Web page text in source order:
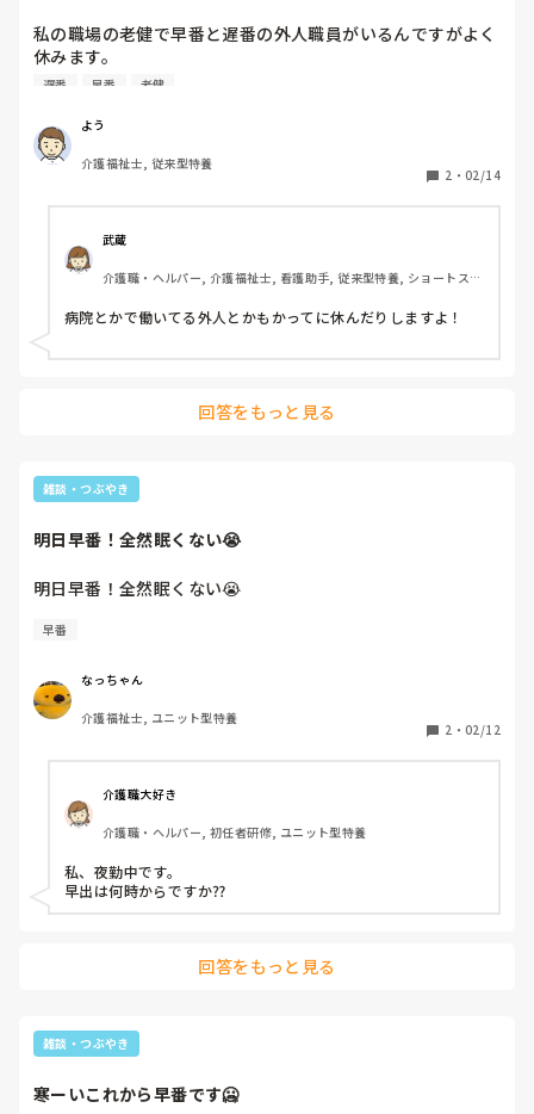
私の職場の老健で早番と遅番の外人職員がいるんですがよく
休みます。
遅番の外人職員が休むと早番から遅番まで通して業務をした
部長とか主任とか上の人達は外人職員に甘いしね。
納得いかないですね。
遅番 早番 老健
よう
介護福祉士, 従来型特養
2 ・ 02/14
武蔵
介護職・ヘルパー, 介護福祉士, 看護助手, 従来型特養, ショートステ
設
病院とかで働いてる外人とかもかってに休んだりしますよ！
回答をもっと見る
雑談・つぶやき
明日早番！全然眠くない😭
明日早番！全然眠くない😭
早番
なっちゃん
介護福祉士, ユニット型特養
2 ・ 02/12
介護職大好き
介護職・ヘルパー, 初任者研修, ユニット型特養
私、夜勤中です。
早出は何時からですか⁇
回答をもっと見る
雑談・つぶやき
寒ーいこれから早番です🥶